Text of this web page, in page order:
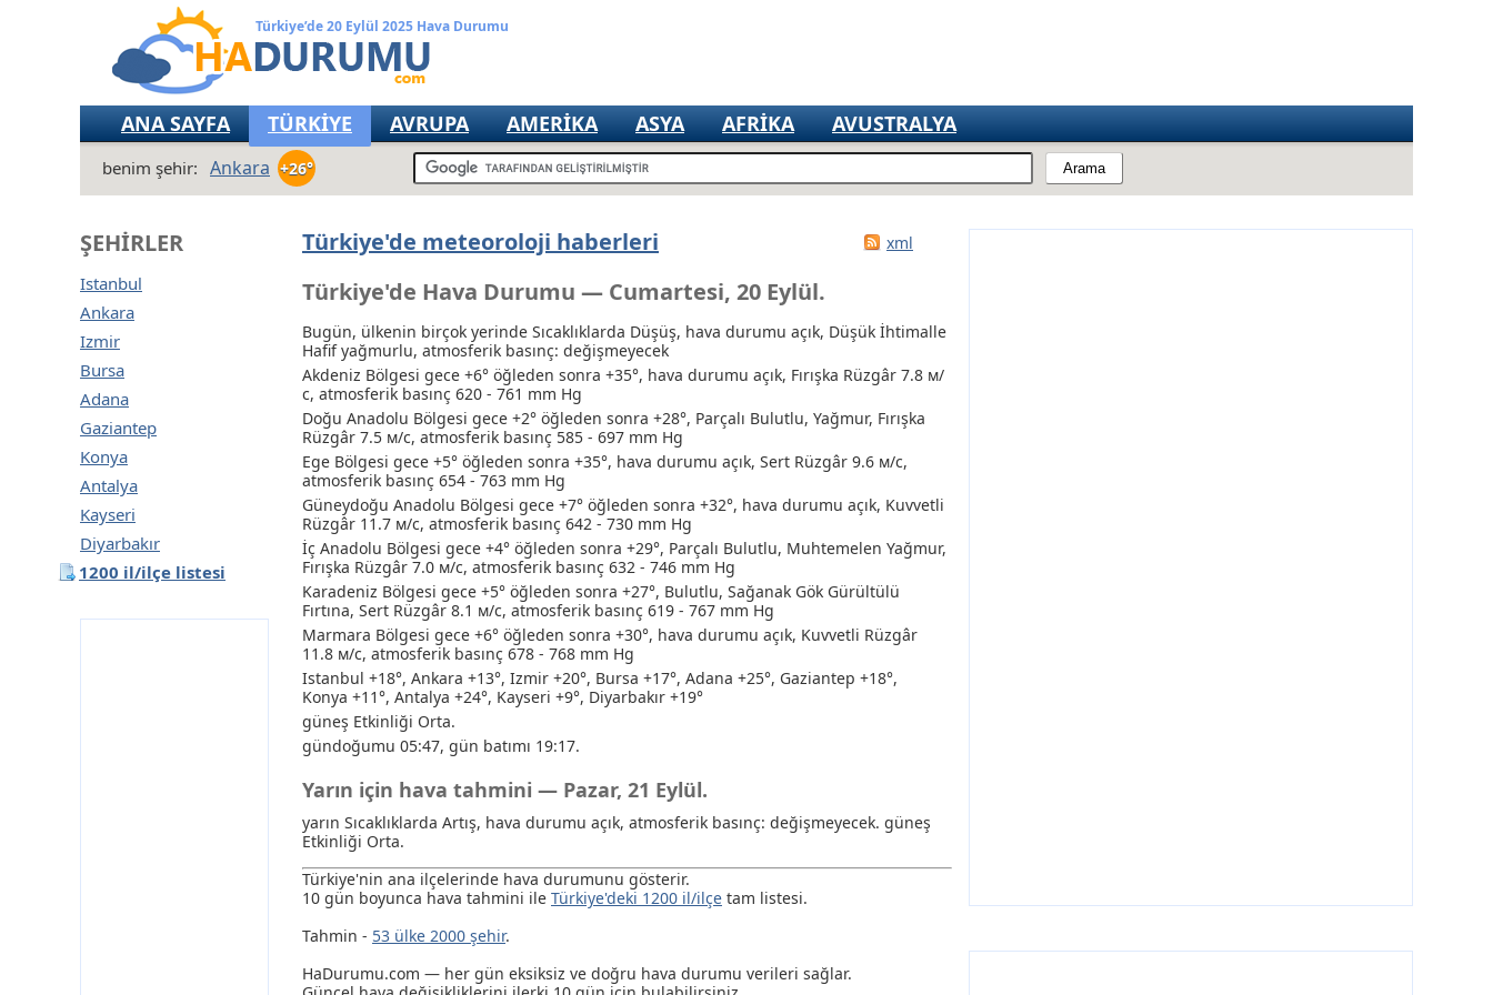
Türkiye’de 20 Eylül 2025 Hava Durumu
ANA SAYFA TÜRKİYE AVRUPA AMERIKA ASYA AFRIKA AVUSTRALYA
benim şehir: Ankara +26°
ŞEHIRLER
Istanbul
Ankara
Izmir
Bursa
Adana
Gaziantep
Konya
Antalya
Kayseri
Diyarbakır
1200 il/ilçe listesi
Türkiye'de meteoroloji haberleri xml
Türkiye'de Hava Durumu — Cumartesi, 20 Eylül.
Bugün, ülkenin birçok yerinde Sıcaklıklarda Düşüş, hava durumu açık, Düşük İhtimalle
Hafif yağmurlu, atmosferik basınç: değişmeyecek
Akdeniz Bölgesi gece +6° öğleden sonra +35°, hava durumu açık, Fırışka Rüzgâr 7.8 м/
с, atmosferik basınç 620 - 761 mm Hg
Doğu Anadolu Bölgesi gece +2° öğleden sonra +28°, Parçalı Bulutlu, Yağmur, Fırışka
Rüzgâr 7.5 м/с, atmosferik basınç 585 - 697 mm Hg
Ege Bölgesi gece +5° öğleden sonra +35°, hava durumu açık, Sert Rüzgâr 9.6 м/с,
atmosferik basınç 654 - 763 mm Hg
Güneydoğu Anadolu Bölgesi gece +7° öğleden sonra +32°, hava durumu açık, Kuvvetli
Rüzgâr 11.7 м/с, atmosferik basınç 642 - 730 mm Hg
İç Anadolu Bölgesi gece +4° öğleden sonra +29°, Parçalı Bulutlu, Muhtemelen Yağmur,
Fırışka Rüzgâr 7.0 м/с, atmosferik basınç 632 - 746 mm Hg
Karadeniz Bölgesi gece +5° öğleden sonra +27°, Bulutlu, Sağanak Gök Gürültülü
Fırtına, Sert Rüzgâr 8.1 м/с, atmosferik basınç 619 - 767 mm Hg
Marmara Bölgesi gece +6° öğleden sonra +30°, hava durumu açık, Kuvvetli Rüzgâr
11.8 м/с, atmosferik basınç 678 - 768 mm Hg
Istanbul +18°, Ankara +13°, Izmir +20°, Bursa +17°, Adana +25°, Gaziantep +18°,
Konya +11°, Antalya +24°, Kayseri +9°, Diyarbakır +19°
güneş Etkinliği Orta.
gündoğumu 05:47, gün batımı 19:17.
Yarın için hava tahmini — Pazar, 21 Eylül.
yarın Sıcaklıklarda Artış, hava durumu açık, atmosferik basınç: değişmeyecek. güneş
Etkinliği Orta.
Türkiye'nin ana ilçelerinde hava durumunu gösterir.
10 gün boyunca hava tahmini ile Türkiye'deki 1200 il/ilçe tam listesi.
Tahmin - 53 ülke 2000 şehir.
HaDurumu.com — her gün eksiksiz ve doğru hava durumu verileri sağlar.